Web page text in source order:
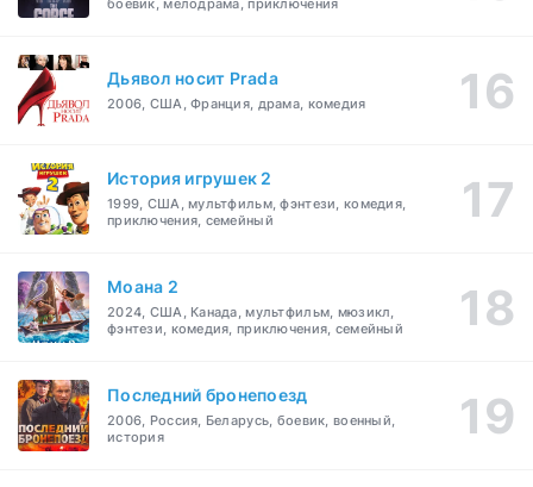
боевик, мелодрама, приключения
Дьявол носит Prada
2006, США, Франция, драма, комедия
История игрушек 2
1999, США, мультфильм, фэнтези, комедия,
приключения, семейный
Моана 2
2024, США, Канада, мультфильм, мюзикл,
фэнтези, комедия, приключения, семейный
Последний бронепоезд
2006, Россия, Беларусь, боевик, военный,
история